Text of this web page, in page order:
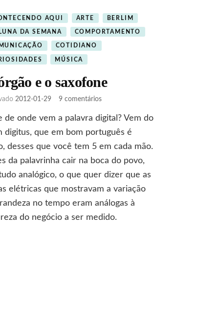
AQUI ARTE BERLIM
DA SEMANA COMPORTAMENTO
COTIDIANO
MÚSICA
e o saxofone
2012-01-29 9 comentáriosem
órgão
e
saxofone
de onde vem a palavra digital? Vem do
digitus, que em bom português é
desses que você tem 5 em cada mão.
da palavrinha cair na boca do povo,
analógico, o que quer dizer que as
elétricas que mostravam a variação
no tempo eram análogas à
do negócio a ser medido.